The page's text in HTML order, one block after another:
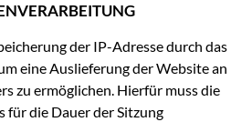
der IP-Adresse durch das
eine Auslieferung der Website an
zu ermöglichen. Hierfür muss die
für die Dauer der Sitzung